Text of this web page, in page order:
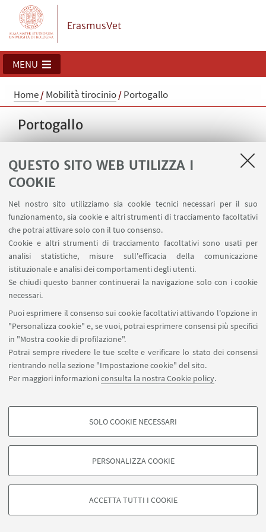
QUESTO SITO WEB UTILIZZA I
COOKIE
Nel nostro sito utilizziamo sia cookie tecnici necessari per il suo
funzionamento, sia cookie e altri strumenti di tracciamento facoltativi
che potrai attivare solo con il tuo consenso.
Cookie e altri strumenti di tracciamento facoltativi sono usati per
analisi statistiche, misure sull'efficacia della comunicazione
istituzionale e analisi dei comportamenti degli utenti.
Se chiudi questo banner continuerai la navigazione solo con i cookie
necessari.
Puoi esprimere il consenso sui cookie facoltativi attivando l'opzione in
"Personalizza cookie" e, se vuoi, potrai esprimere consensi più specifici
in "Mostra cookie di profilazione".
Potrai sempre rivedere le tue scelte e verificare lo stato dei consensi
rientrando nella sezione "Impostazione cookie" del sito.
Per maggiori informazioniconsulta la nostra Cookie policy.
COOKIE DI PROFILAZIONE - FACOLTATIVI
degli utenti, creare profili in base al loro comportamento sul sito, per analisi
di marketing.
Google/Youtube Video
SOLO COOKIE NECESSARI
PERSONALIZZA COOKIE
ACCETTA TUTTI I COOKIE
ErasmusVet
MENU
Home/Mobilità tirocinio/Portogallo
Portogallo
Sparos Lda
Esperienza di Asia
©Copyright 2026 - ALMA MATER STUDIORUM - Università di
Privacy- Note legali-Impostazioni Cookie